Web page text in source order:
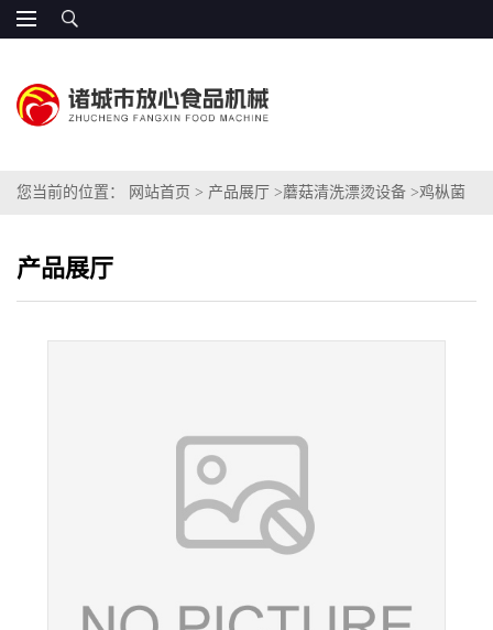
您当前的位置： 网站首页 > 产品展厅 >蘑菇清洗漂烫设备 >鸡枞菌
产品展厅